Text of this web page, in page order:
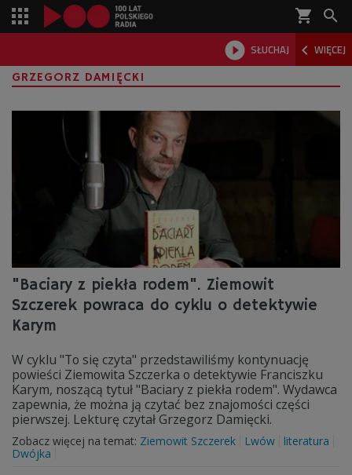
shopping_cart 
 SŁUCHAJ  WIĘCEJ

GRZEGORZ DAMIĘCKI
"Baciary z piekła rodem". Ziemowit
Szczerek powraca do cyklu o detektywie
Karym
W cyklu "To się czyta" przedstawiliśmy kontynuację
powieści Ziemowita Szczerka o detektywie Franciszku
Karym, noszącą tytuł "Baciary z piekła rodem". Wydawca
zapewnia, że można ją czytać bez znajomości części
pierwszej. Lekturę czytał Grzegorz Damięcki.
Zobacz więcej na temat: Ziemowit Szczerek Lwów
literatura
Dwójka